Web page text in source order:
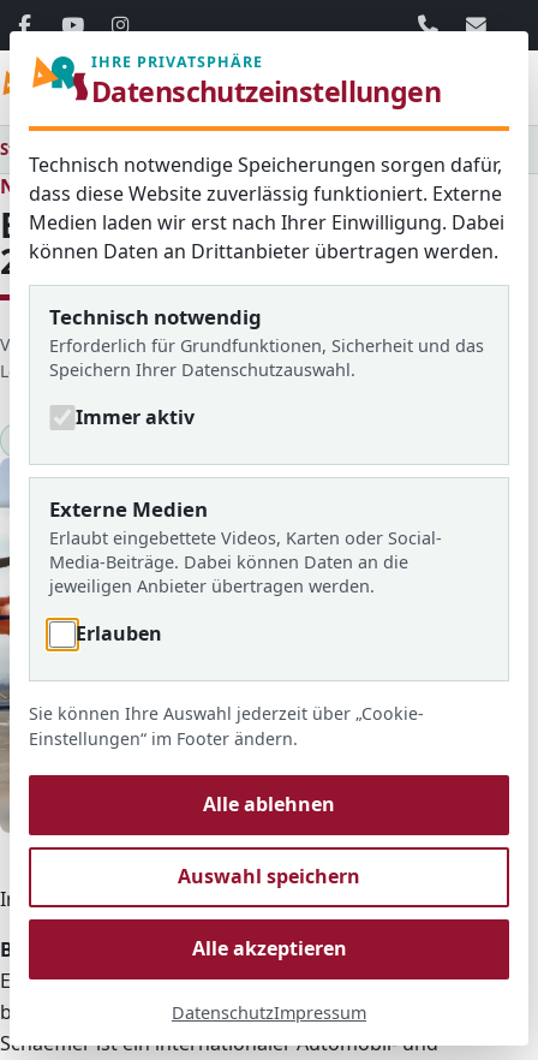
06103 / 30
Startseite
Neues aus dem Schulleben
Betriebsbesichtigungen -
2017
D
e
a
i
s
Veröffentlicht von: Kai Erstellt am: 27. Februar 2017
Letzte Aktualisierung: 18. Dezember 2025Zugriffe: 2021
Betriebsbesichtigung am Hubschrauberlandeplatz.
Interessante Berufe näher betrachten!
Besichtigung bei der Schaeffler GmbH
Eine weitere Betriebserkundung fand am 27.03.
bei der Firma Schaeffler in Langen statt. Die Firma
Schaeffler ist ein internationaler Automobil- und
IHRE PRIVATSPHÄRE
Datenschutzeinstellungen
Technisch notwendige Speicherungen sorgen dafür,
dass diese Website zuverlässig funktioniert. Externe
Medien laden wir erst nach Ihrer Einwilligung. Dabei
können Daten an Drittanbieter übertragen werden.
Technisch notwendig
Erforderlich für Grundfunktionen, Sicherheit und das
Speichern Ihrer Datenschutzauswahl.
Immer aktiv
Externe Medien
Erlaubt eingebettete Videos, Karten oder Social-
Media-Beiträge. Dabei können Daten an die
jeweiligen Anbieter übertragen werden.
Erlauben
Sie können Ihre Auswahl jederzeit über „Cookie-
Einstellungen“ im Footer ändern.
Alle ablehnen
Auswahl speichern
Alle akzeptieren
DatenschutzImpressum